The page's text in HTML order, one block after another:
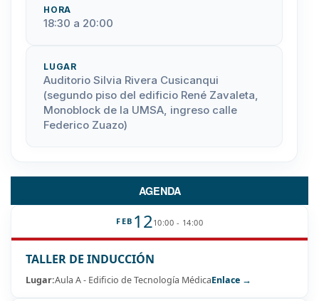
HORA
18:30 a 20:00
LUGAR
Auditorio Silvia Rivera Cusicanqui
(segundo piso del edificio René Zavaleta,
Monoblock de la UMSA, ingreso calle
Federico Zuazo)
AGENDA
FEB 1210:00 - 14:00
TALLER DE INDUCCIÓN
Lugar:Aula A - Edificio de Tecnología MédicaEnlace →